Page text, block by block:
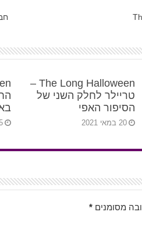
The Long Halloween –
טריילר לחלק השני של
הסיפור האפי
20 במאי 2021 15
מסומנים*